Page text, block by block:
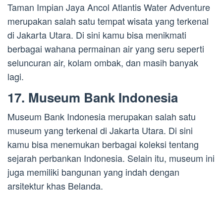
Taman Impian Jaya Ancol Atlantis Water Adventure
merupakan salah satu tempat wisata yang terkenal
di Jakarta Utara. Di sini kamu bisa menikmati
berbagai wahana permainan air yang seru seperti
seluncuran air, kolam ombak, dan masih banyak
lagi.
17. Museum Bank Indonesia
Museum Bank Indonesia merupakan salah satu
museum yang terkenal di Jakarta Utara. Di sini
kamu bisa menemukan berbagai koleksi tentang
sejarah perbankan Indonesia. Selain itu, museum ini
juga memiliki bangunan yang indah dengan
arsitektur khas Belanda.